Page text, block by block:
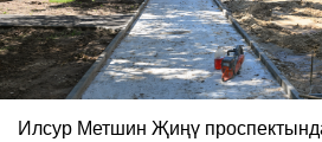
Илсур Метшин Җиңү